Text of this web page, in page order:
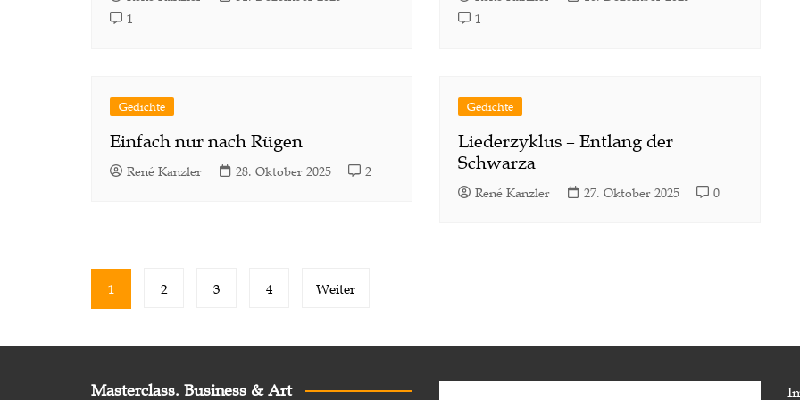
1
1
Gedichte
Einfach nur nach Rügen
René Kanzler 28. Oktober 2025 2
Gedichte
Liederzyklus – Entlang der
Schwarza
René Kanzler 27. Oktober 2025 0
Seitennummerierung
der
Beiträge
1 2 3 4 Weiter
Masterclass. Business & Art